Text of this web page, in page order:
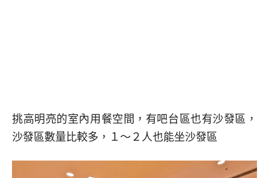
挑高明亮的室內用餐空間，有吧台區也有沙發區，
沙發區數量比較多，１～２人也能坐沙發區